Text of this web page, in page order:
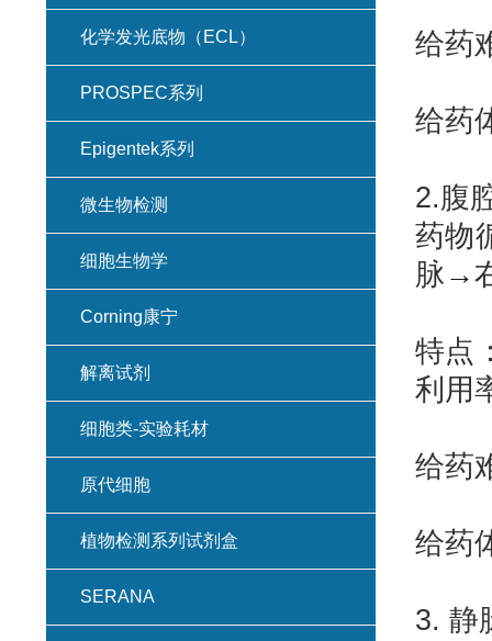
给药
给药
2.腹
药物
脉 →
特点
利用
给药
给药
3. 静
化学发光底物（ECL）
PROSPEC系列
Epigentek系列
微生物检测
细胞生物学
Corning康宁
解离试剂
细胞类-实验耗材
原代细胞
植物检测系列试剂盒
SERANA